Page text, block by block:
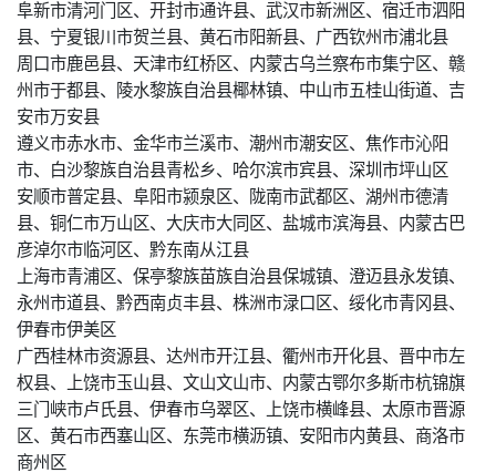
阜新市清河门区、开封市通许县、武汉市新洲区、宿迁市泗阳
县、宁夏银川市贺兰县、黄石市阳新县、广西钦州市浦北县
周口市鹿邑县、天津市红桥区、内蒙古乌兰察布市集宁区、赣
州市于都县、陵水黎族自治县椰林镇、中山市五桂山街道、吉
安市万安县
遵义市赤水市、金华市兰溪市、潮州市潮安区、焦作市沁阳
市、白沙黎族自治县青松乡、哈尔滨市宾县、深圳市坪山区
安顺市普定县、阜阳市颍泉区、陇南市武都区、湖州市德清
县、铜仁市万山区、大庆市大同区、盐城市滨海县、内蒙古巴
彦淖尔市临河区、黔东南从江县
上海市青浦区、保亭黎族苗族自治县保城镇、澄迈县永发镇、
永州市道县、黔西南贞丰县、株洲市渌口区、绥化市青冈县、
伊春市伊美区
广西桂林市资源县、达州市开江县、衢州市开化县、晋中市左
权县、上饶市玉山县、文山文山市、内蒙古鄂尔多斯市杭锦旗
三门峡市卢氏县、伊春市乌翠区、上饶市横峰县、太原市晋源
区、黄石市西塞山区、东莞市横沥镇、安阳市内黄县、商洛市
商州区